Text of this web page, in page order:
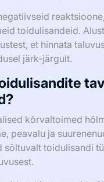
toidulisandeid.
et hinnata
järk-järgult.
kõrvaltoimed
peavalu ja
sõltuvalt toidulisandi